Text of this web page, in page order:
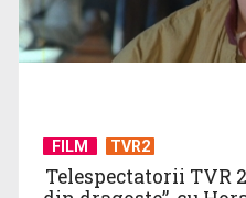
pentru sezonul 9
FILM TVR2
Telespectatorii TVR